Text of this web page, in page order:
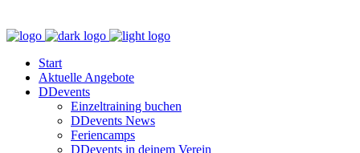
Start
Aktuelle Angebote
DDevents
Einzeltraining buchen
DDevents News
Feriencamps
DDevents in deinem Verein